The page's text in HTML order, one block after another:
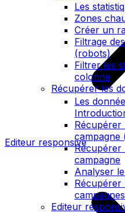
Les
Zones
Créer un
Filtrage
(robots)
Filtrer les
colonne
Récupérer les
Les
campagne
Récupérer
campagne
Analyser
Récupérer
Editeur
Editeur responsive